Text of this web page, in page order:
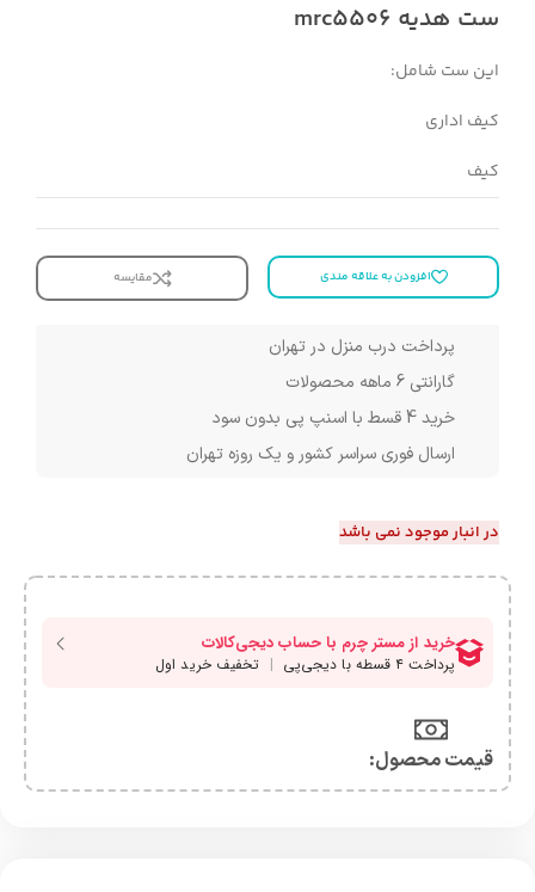
ست هدیه mrc5506
این ست شامل:
کیف اداری
کیف
افزودن به علاقه مندی مقایسه
پرداخت درب منزل در تهران
گارانتی 6 ماهه محصولات
خرید 4 قسط با اسنپ پی بدون سود
ارسال فوری سراسر کشور و یک روزه تهران
در انبار موجود نمی باشد
قیمت محصول:​